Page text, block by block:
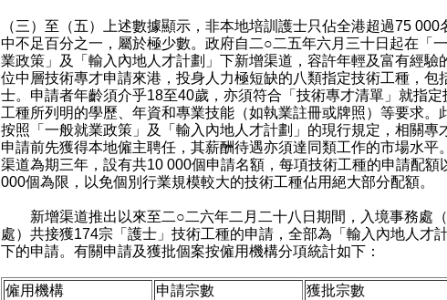
（三）至（五）上述數據顯示，非本地培訓護士只佔全港超過75 000
中不足百分之一，屬於極少數。政府自二○二五年六月三十日起在「
業政策」及「輸入內地人才計劃」下新增渠道，容許年輕及富有經驗
位中層技術專才申請來港，投身人力極短缺的八類指定技術工種，包
士。申請者年齡須介乎18至40歲，亦須符合「技術專才清單」就指定
工種所列明的學歷、年資和專業技能（如執業註冊或牌照）等要求。
按照「一般就業政策」及「輸入內地人才計劃」的現行規定，相關專
申請前先獲得本地僱主聘任，其薪酬待遇亦須達同類工作的市場水平
渠道為期三年，設有共10 000個申請名額，每項技術工種的申請配額
000個為限，以免個別行業規模較大的技術工種佔用絕大部分配額。
新增渠道推出以來至二○二六年二月二十八日期間，入境事務處
處）共接獲174宗「護士」技術工種的申請，全部為「輸入內地人才計
下的申請。有關申請及獲批個案按僱用機構分項統計如下：
僱用機構 申請宗數
獲批宗數